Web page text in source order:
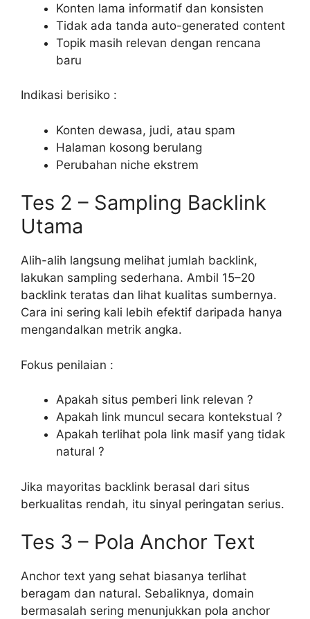
Konten lama informatif dan konsisten
Tidak ada tanda auto-generated content
Topik masih relevan dengan rencana
baru
Indikasi berisiko :
Konten dewasa, judi, atau spam
Halaman kosong berulang
Perubahan niche ekstrem
Tes 2 – Sampling Backlink
Utama
Alih-alih langsung melihat jumlah backlink,
lakukan sampling sederhana. Ambil 15–20
backlink teratas dan lihat kualitas sumbernya.
Cara ini sering kali lebih efektif daripada hanya
mengandalkan metrik angka.
Fokus penilaian :
Apakah situs pemberi link relevan ?
Apakah link muncul secara kontekstual ?
Apakah terlihat pola link masif yang tidak
natural ?
Jika mayoritas backlink berasal dari situs
berkualitas rendah, itu sinyal peringatan serius.
Tes 3 – Pola Anchor Text
Anchor text yang sehat biasanya terlihat
beragam dan natural. Sebaliknya, domain
bermasalah sering menunjukkan pola anchor